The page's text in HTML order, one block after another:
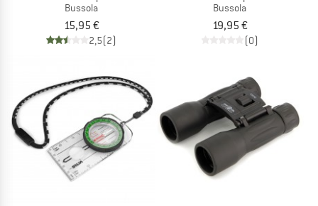
Bussola
15,95 €
2,5(2)
Bussola
19,95 €
(0)